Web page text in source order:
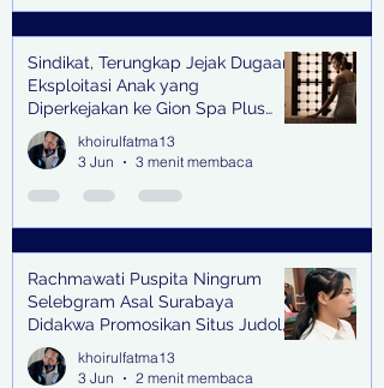
Sindikat, Terungkap Jejak Dugaan
Eksploitasi Anak yang
Diperkejakan ke Gion Spa Plus
and Pub Surabaya,
khoirulfatma13
3 Jun
3 menit membaca
Rachmawati Puspita Ningrum
Selebgram Asal Surabaya
Didakwa Promosikan Situs Judol,
Raup Rp2 Juta dari Tiga Kali
Endorse
khoirulfatma13
3 Jun
2 menit membaca